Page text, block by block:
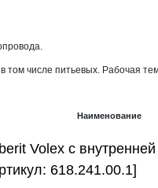
числе питьевых. Рабочая
Наименование
Volex с
618.241.00.1]